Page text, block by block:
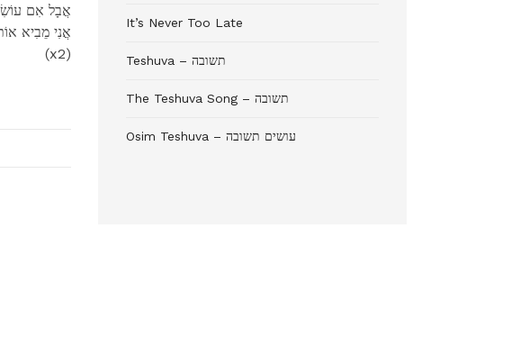
אֲבָל אִם
אֲנִי מֵבִיא
(x2)
It’s Never Too Late
Teshuva – תשובה
The Teshuva Song – תשובה
Osim Teshuva – עושים תשובה